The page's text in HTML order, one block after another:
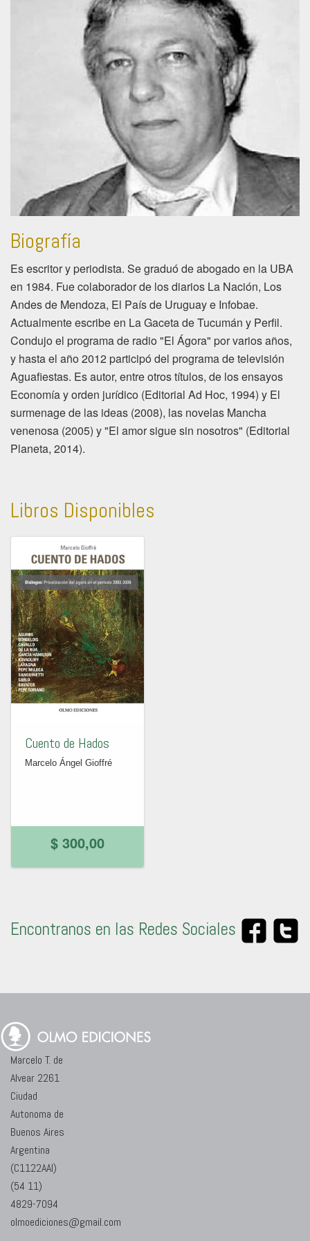
Biografía
Es escritor y periodista. Se graduó de abogado en la UBA
en 1984. Fue colaborador de los diarios La Nación, Los
Andes de Mendoza, El País de Uruguay e Infobae.
Actualmente escribe en La Gaceta de Tucumán y Perfil.
Condujo el programa de radio "El Ágora" por varios años,
y hasta el año 2012 participó del programa de televisión
Aguafiestas. Es autor, entre otros títulos, de los ensayos
Economía y orden jurídico (Editorial Ad Hoc, 1994) y El
surmenage de las ideas (2008), las novelas Mancha
venenosa (2005) y "El amor sigue sin nosotros" (Editorial
Planeta, 2014).
Libros Disponibles
Cuento de Hados
Marcelo Ángel Gioffré
$ 300,00
Encontranos en las Redes Sociales
Marcelo T. de
Alvear 2261
Ciudad
Autonoma de
Buenos Aires
Argentina
(C1122AAI)
(54 11)
4829-7094
olmoediciones@gmail.com